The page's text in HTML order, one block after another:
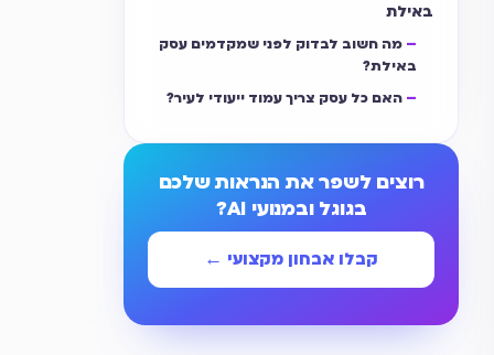
באילת
מה חשוב לבדוק לפני שמקדמים עסק
באילת?
האם כל עסק צריך עמוד ייעודי לעיר?
רוצים לשפר את הנראות שלכם
בגוגל ובמנועי AI?
קבלו אבחון מקצועי ←